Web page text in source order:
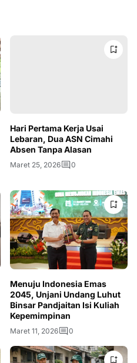
Hari Pertama Kerja Usai
Lebaran, Dua ASN Cimahi
Absen Tanpa Alasan
Maret 25, 2026 0
Menuju Indonesia Emas
2045, Unjani Undang Luhut
Binsar Pandjaitan Isi Kuliah
Kepemimpinan
Maret 11, 2026 0